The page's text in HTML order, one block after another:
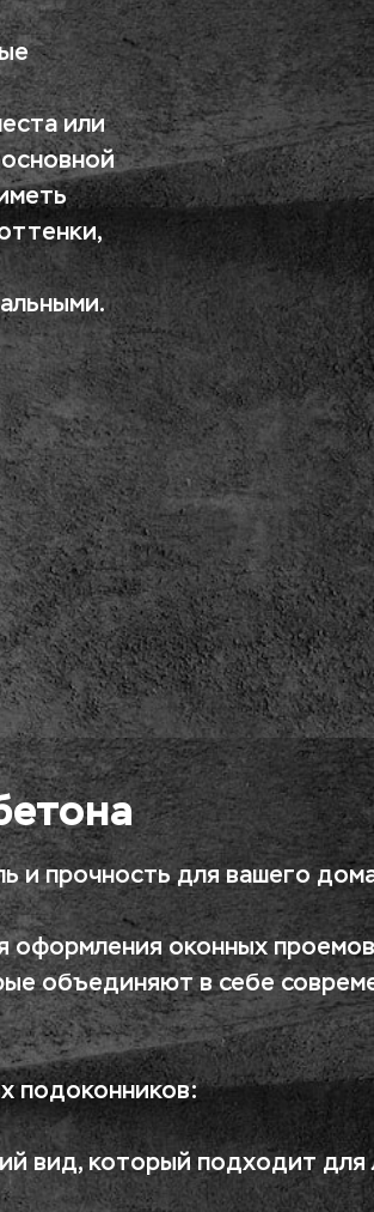
или
и прочность для вашего
оформления оконных
объединяют в себе
подоконников:
вид, который подходит